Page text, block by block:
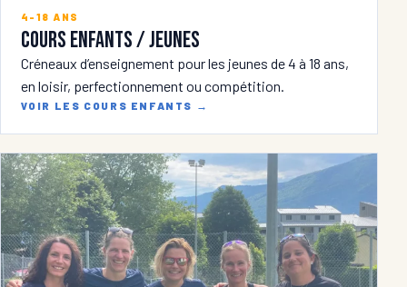
4-18 ANS
Cours enfants / jeunes
Créneaux d’enseignement pour les jeunes de 4 à 18 ans,
en loisir, perfectionnement ou compétition.
VOIR LES COURS ENFANTS →